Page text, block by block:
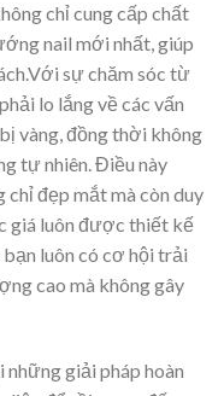
chỉ cung cấp chất
nail mới nhất, giúp
sự chăm sóc từ
lo lắng về các vấn
vàng, đồng thời không
tự nhiên. Điều này
đẹp mắt mà còn duy
giá luôn được thiết kế
luôn có cơ hội trải
cao mà không gây
những giải pháp hoàn